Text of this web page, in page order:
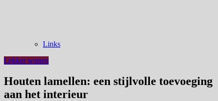
Links
Lekker wonen
Houten lamellen: een stijlvolle toevoeging
aan het interieur